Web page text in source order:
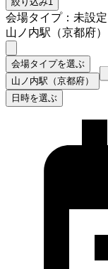
会場タイプ：未設定
山ノ内駅（京都府）
会場タイプを選ぶ
山ノ内駅（京都府）
日時を選ぶ